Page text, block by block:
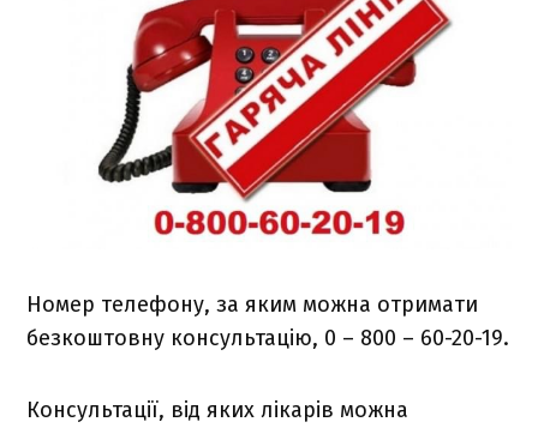
Номер телефону, за яким можна отримати
безкоштовну консультацію, 0 – 800 – 60-20-19.
Консультації, від яких лікарів можна